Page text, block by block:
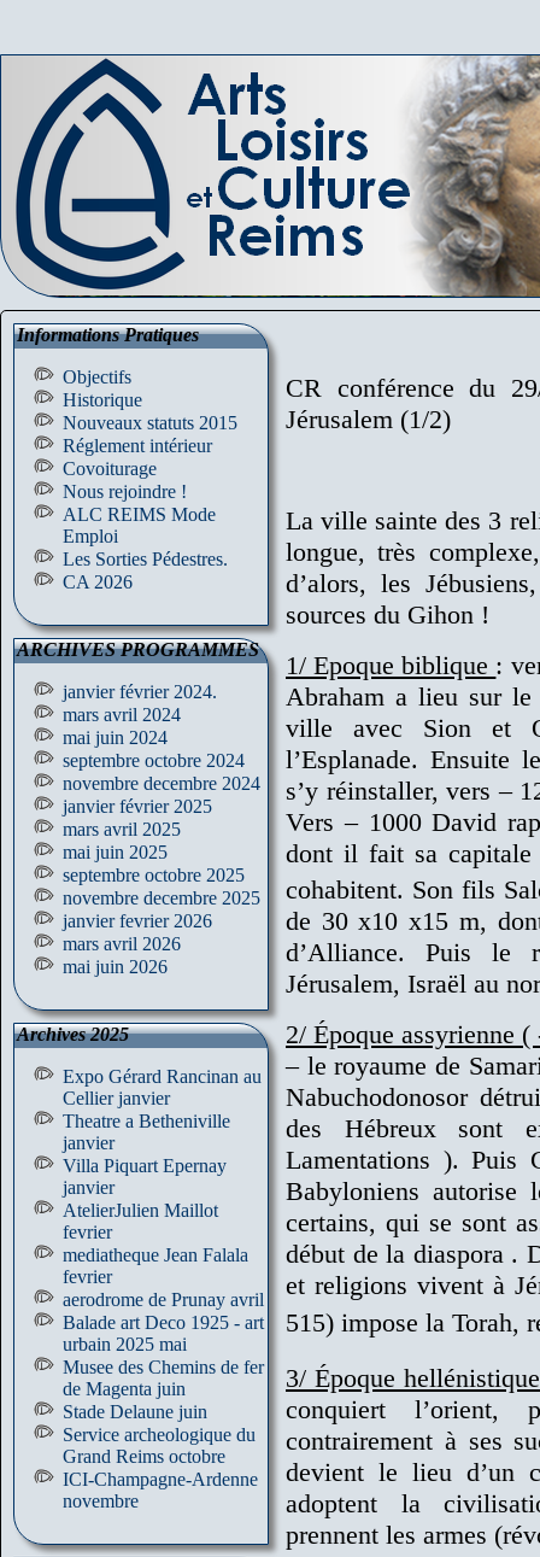
Informations Pratiques
Objectifs
Historique
Nouveaux statuts 2015
Réglement intérieur
Covoiturage
Nous rejoindre !
ALC REIMS Mode
Emploi
Les Sorties Pédestres.
CA 2026
ARCHIVES PROGRAMMES
janvier février 2024.
mars avril 2024
mai juin 2024
septembre octobre 2024
novembre decembre 2024
janvier février 2025
mars avril 2025
mai juin 2025
septembre octobre 2025
novembre decembre 2025
janvier fevrier 2026
mars avril 2026
mai juin 2026
Archives 2025
Expo Gérard Rancinan au
Cellier janvier
Theatre a Betheniville
janvier
Villa Piquart Epernay
janvier
AtelierJulien Maillot
fevrier
mediatheque Jean Falala
fevrier
aerodrome de Prunay avril
Balade art Deco 1925 - art
urbain 2025 mai
Musee des Chemins de fer
de Magenta juin
Stade Delaune juin
Service archeologique du
Grand Reims octobre
ICI-Champagne-Ardenne
novembre
CR conférence du
Jérusalem (1/2)
La ville sainte des 3
longue, très
d’alors, les
sources du Gihon !
1/ Epoque biblique :
Abraham a lieu sur
ville avec Sion et
l’Esplanade. Ensuite
s’y réinstaller, vers –
Vers – 1000 David
dont il fait sa
cohabitent. Son fils
de 30 x10 x15 m,
d’Alliance. Puis le
Jérusalem, Israël au
2/ Époque assyrienne
– le royaume de
Nabuchodonosor
des Hébreux sont
Lamentations ). Puis
Babyloniens autorise
certains, qui se sont
début de la diaspora .
et religions vivent à
515) impose la Torah,
3/ Époque hellénistique
conquiert l’orient,
contrairement à ses
devient le lieu d’un
adoptent la
prennent les armes